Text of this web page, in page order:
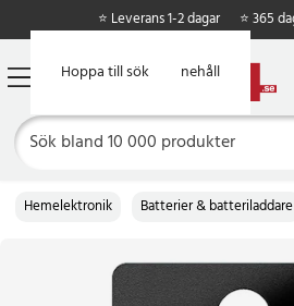
Hoppa till huvudinnehåll
Hoppa till sök
⭐ Leverans 1-2 dagar ⭐ 365
Hemelektronik Batterier & batteriladdare